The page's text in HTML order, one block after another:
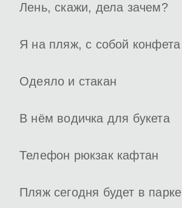
Лень, скажи, дела зачем?
Я на пляж, с собой конфета
Одеяло и стакан
В нём водичка для букета
Телефон рюкзак кафтан
Пляж сегодня будет в парке